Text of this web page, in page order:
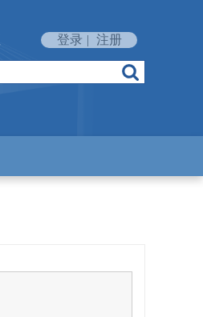
登录 | 注册